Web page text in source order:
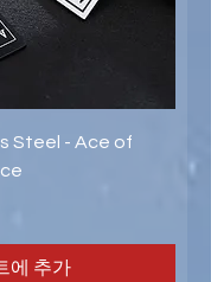
Steel - Ace of
에 추가